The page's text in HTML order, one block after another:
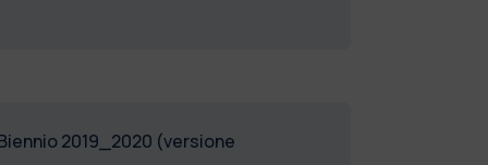
2019_2020 (versione